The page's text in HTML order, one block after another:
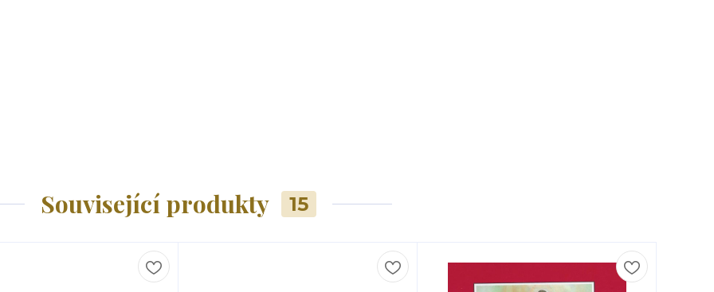
Související produkty 15